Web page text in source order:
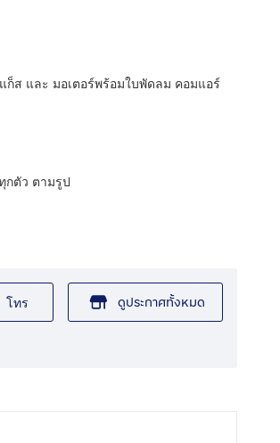
ก็ส และ มอเตอร์พร้อมใบพัดลม คอมแอร์
กตัว ตามรูป
โทร ดูประกาศทั้งหมด